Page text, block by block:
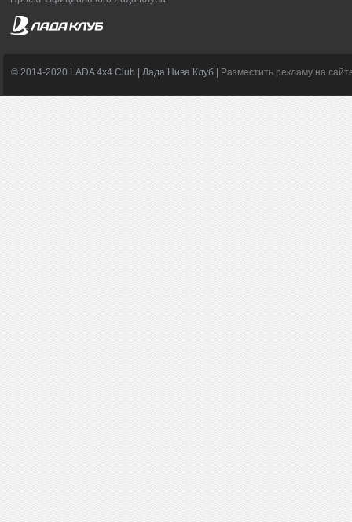
© 2014-2020 LADA 4x4 Club | Лада Нива Клуб | Разместить рекламу на